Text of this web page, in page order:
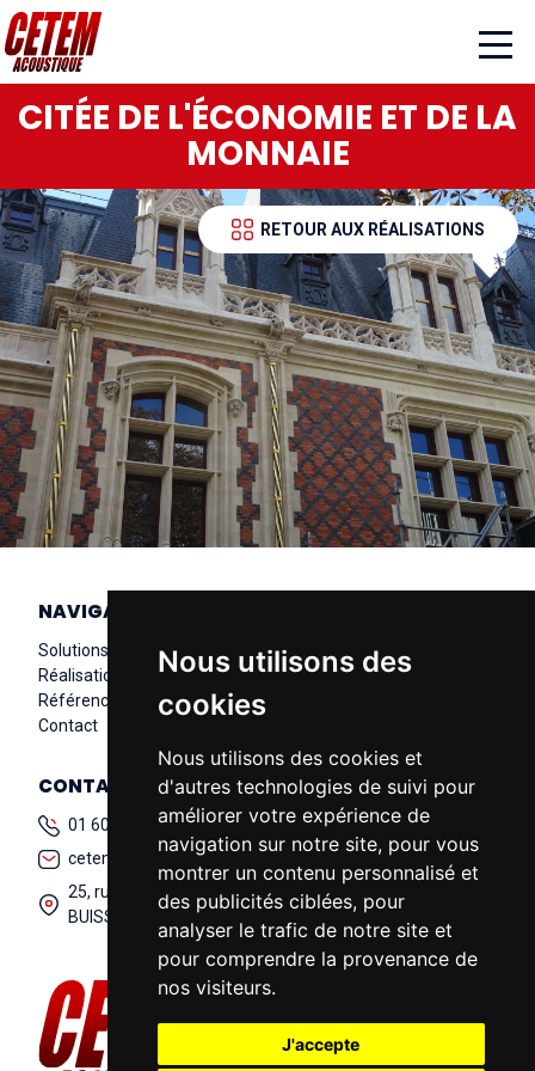
Nous utilisons des
cookies
Nous utilisons des cookies et
d'autres technologies de suivi pour
améliorer votre expérience de
navigation sur notre site, pour vous
montrer un contenu personnalisé et
des publicités ciblées, pour
analyser le trafic de notre site et
pour comprendre la provenance de
nos visiteurs.
J'accepte
CITÉE DE L'ÉCONOMIE ET DE LA
MONNAIE
RETOUR AUX RÉALISATIONS
NAVIGATION
Solutions
Réalisations
Références
Contact
CONTACT
01 60 13 95 65
cetem@cetem-acoustique.fr
25, rue des Petits Ruisseaux 91 370 VERRIERES LE
BUISSON